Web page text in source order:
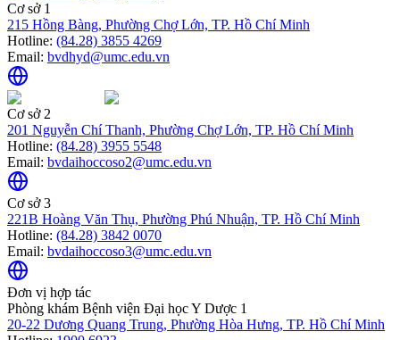
Cơ sở 1
215 Hồng Bàng, Phường Chợ Lớn, TP. Hồ Chí Minh
Hotline: (84.28) 3855 4269
Email: bvdhyd@umc.edu.vn
Cơ sở 2
201 Nguyễn Chí Thanh, Phường Chợ Lớn, TP. Hồ Chí Minh
Hotline: (84.28) 3955 5548
Email: bvdaihoccoso2@umc.edu.vn
Cơ sở 3
221B Hoàng Văn Thụ, Phường Phú Nhuận, TP. Hồ Chí Minh
Hotline: (84.28) 3842 0070
Email: bvdaihoccoso3@umc.edu.vn
Đơn vị hợp tác
Phòng khám Bệnh viện Đại học Y Dược 1
20-22 Dương Quang Trung, Phường Hòa Hưng, TP. Hồ Chí Minh